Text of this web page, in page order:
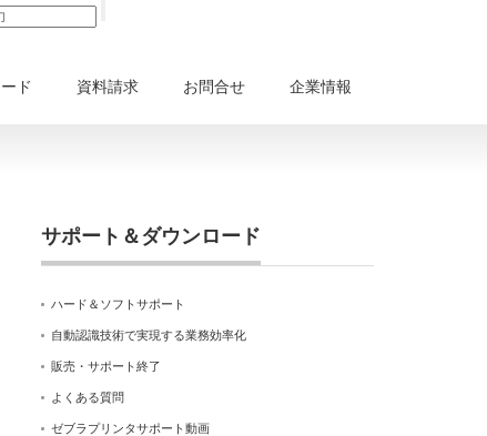
ド 資料請求 お問合せ 企業情報
サポート＆ダウンロード
ハード＆ソフトサポート
自動認識技術で実現する業務効率化
販売・サポート終了
よくある質問
ゼブラプリンタサポート動画